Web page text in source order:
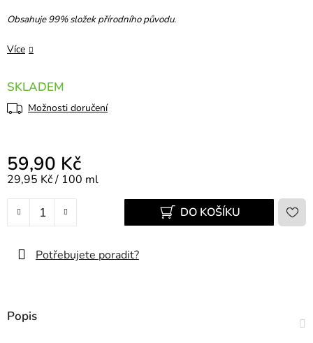
Obsahuje 99% složek přírodního původu.
Více
SKLADEM
Možnosti doručení
59,90 Kč
Měrná cena:
29,95 Kč / 100 ml
DO KOŠÍKU
Potřebujete poradit?
Popis